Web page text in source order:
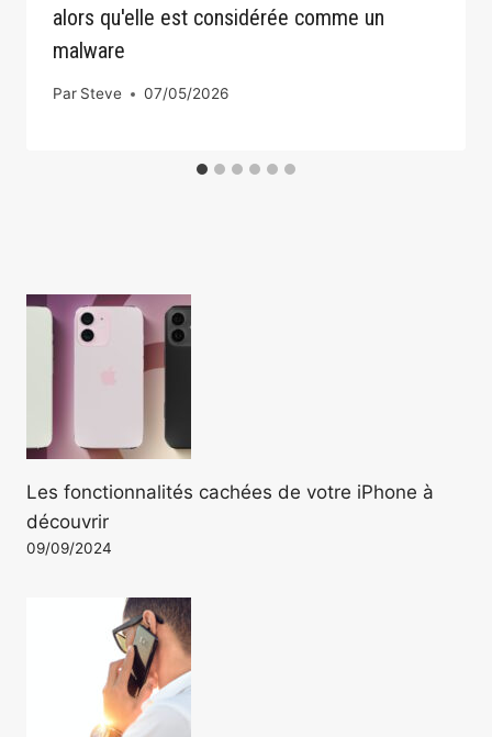
alors qu'elle est considérée comme un
malware
Par Steve 07/05/2026
Les fonctionnalités cachées de votre iPhone à
découvrir
09/09/2024